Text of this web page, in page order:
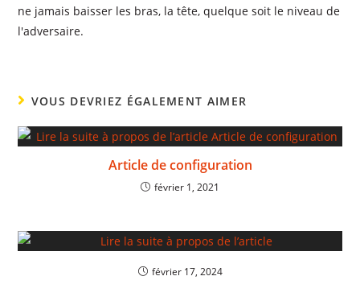
ne jamais baisser les bras, la tête, quelque soit le niveau de
l'adversaire.
VOUS DEVRIEZ ÉGALEMENT AIMER
Article de configuration
février 1, 2021
février 17, 2024